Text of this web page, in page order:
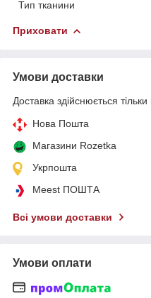
Тип тканини
Приховати
Умови доставки
Доставка здійснюється
Нова Пошта
Магазини Rozetka
Укрпошта
Meest ПОШТА
Всі умови доставки
Умови оплати